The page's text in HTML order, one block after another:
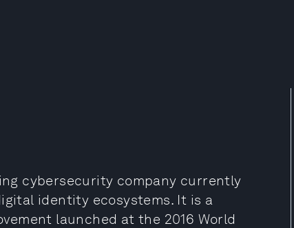
cybersecurity company currently
identity ecosystems. It is a
launched at the 2016 World